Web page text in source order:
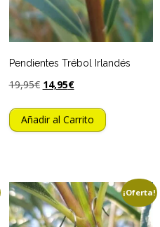
Pendientes Trébol Irlandés
19,95€ 14,95€
Añadir al Carrito
¡Oferta!